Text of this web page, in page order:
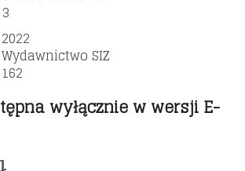
3
2022
Wydawnictwo SIZ
162
wyłącznie w wersji E-